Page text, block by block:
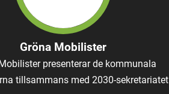
Gröna Mobilister
presenterar de kommunala
tillsammans med 2030-sekretariatet